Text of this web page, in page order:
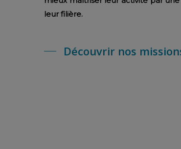
leur filière.
Découvrir nos